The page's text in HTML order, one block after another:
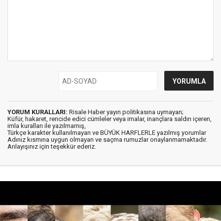
YORUM KURALLARI: Risale Haber yayın politikasına uymayan;
Küfür, hakaret, rencide edici cümleler veya imalar, inançlara saldırı içeren,
imla kuralları ile yazılmamış,
Türkçe karakter kullanılmayan ve BÜYÜK HARFLERLE yazılmış yorumlar
Adınız kısmına uygun olmayan ve saçma rumuzlar onaylanmamaktadır.
Anlayışınız için teşekkür ederiz.